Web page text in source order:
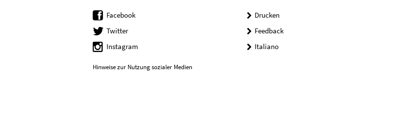
Facebook
Twitter
Instagram
Hinweise zur Nutzung sozialer Medien
Drucken
Feedback
Italiano